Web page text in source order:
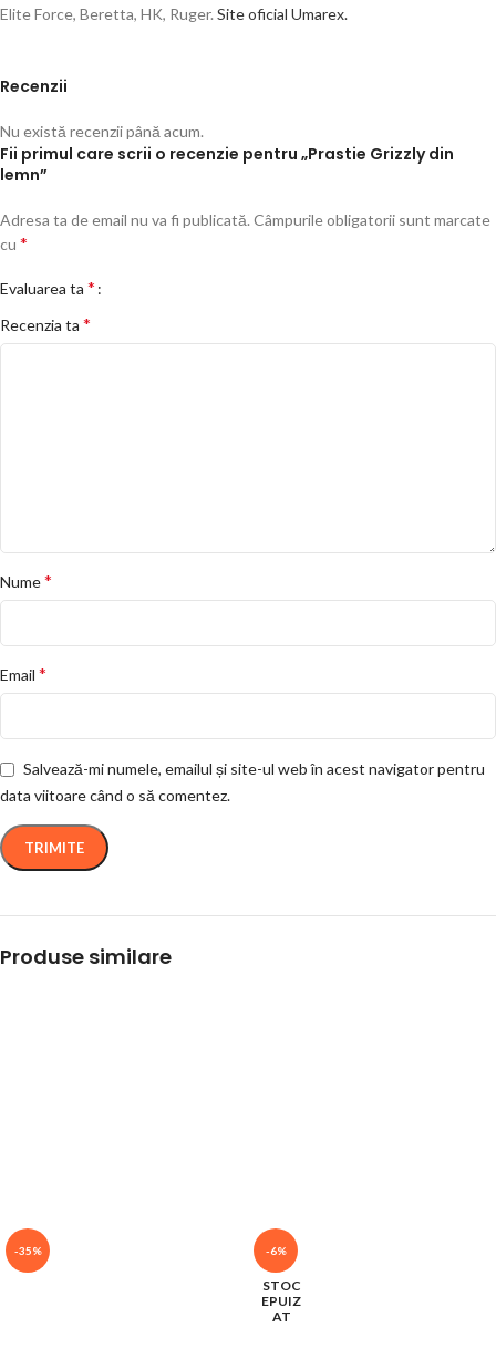
Elite Force, Beretta, HK, Ruger. Site oficial Umarex.
Recenzii
Nu există recenzii până acum.
Fii primul care scrii o recenzie pentru „Prastie Grizzly din
lemn”
Adresa ta de email nu va fi publicată. Câmpurile obligatorii sunt marcate
cu *
Evaluarea ta *
Recenzia ta *
Nume*
Email *
Salvează-mi numele, emailul și site-ul web în acest navigator pentru
data viitoare când o să comentez.
Produse similare
-35% -6%
STOC
EPUIZ
AT